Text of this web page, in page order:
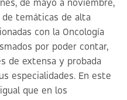
de mayo a noviembre,
de temáticas de alta
con la Oncología
por poder contar,
de extensa y probada
especialidades. En este
que en los